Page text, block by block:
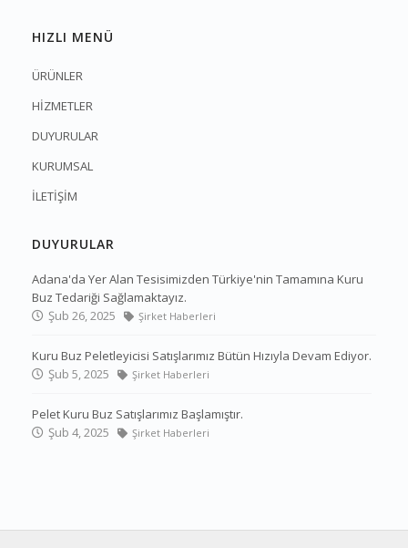
HIZLI MENÜ
ÜRÜNLER
HİZMETLER
DUYURULAR
KURUMSAL
İLETİŞİM
DUYURULAR
Adana'da Yer Alan Tesisimizden Türkiye'nin Tamamına Kuru
Buz Tedariği Sağlamaktayız.
Şub 26, 2025
Şirket Haberleri
Kuru Buz Peletleyicisi Satışlarımız Bütün Hızıyla Devam Ediyor.
Şub 5, 2025
Şirket Haberleri
Pelet Kuru Buz Satışlarımız Başlamıştır.
Şub 4, 2025
Şirket Haberleri